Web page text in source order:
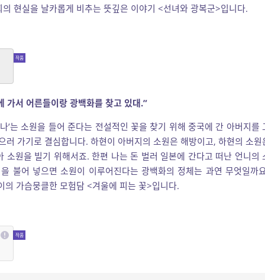
현실을 날카롭게 비추는 뜻깊은 이야기 <선녀와 광복군>입니다.
가서 어른들이랑 광백화를 찾고 있대.”
’는 소원을 들어 준다는 전설적인 꽃을 찾기 위해 중국에 간 아버지를
러 가기로 결심합니다. 하현이 아버지의 소원은 해방이고, 하현의 소원
소원을 빌기 위해서죠. 한편 나는 돈 벌러 일본에 간다고 떠난 언니의
불어 넣으면 소원이 이루어진다는 광백화의 정체는 과연 무엇일까
가슴뭉클한 모험담 <겨울에 피는 꽃>입니다.